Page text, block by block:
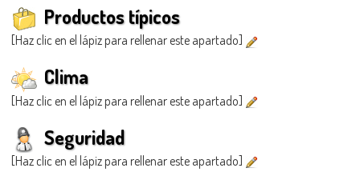
Productos típicos
[Haz clic en el lápiz para rellenar este apartado]
Clima
[Haz clic en el lápiz para rellenar este apartado]
Seguridad
[Haz clic en el lápiz para rellenar este apartado]